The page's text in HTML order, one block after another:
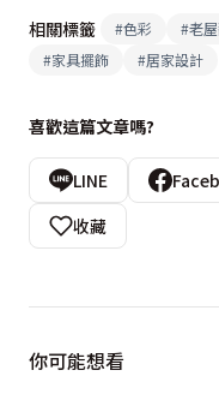
相關標籤 #色彩 #老
#家具擺飾 #居家設計
喜歡這篇文章嗎?
LINE
收藏
你可能想看